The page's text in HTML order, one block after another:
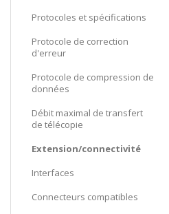
Protocoles et spécifications
Protocole de correction
d'erreur
Protocole de compression de
données
Débit maximal de transfert
de télécopie
Extension/connectivité
Interfaces
Connecteurs compatibles